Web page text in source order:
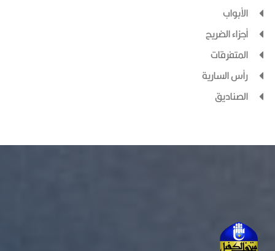
الأبواب
أجزاء الضريح
المتفرقات
رأس السارية
الصناديق